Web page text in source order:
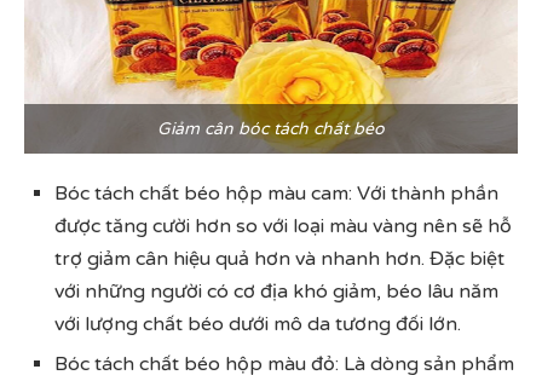
Giảm cân bóc tách chất béo
Bóc tách chất béo hộp màu cam: Với thành phần
được tăng cười hơn so với loại màu vàng nên sẽ hỗ
trợ giảm cân hiệu quả hơn và nhanh hơn. Đặc biệt
với những người có cơ địa khó giảm, béo lâu năm
với lượng chất béo dưới mô da tương đối lớn.
Bóc tách chất béo hộp màu đỏ: Là dòng sản phẩm